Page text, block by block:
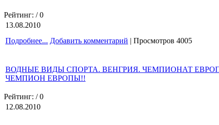
Рейтинг: / 0
13.08.2010
Подробнее... Добавить комментарий | Просмотров 4005
ВОДНЫЕ ВИДЫ СПОРТА. ВЕНГРИЯ. ЧЕМПИОНАТ
ЧЕМПИОН ЕВРОПЫ!!
Рейтинг: / 0
12.08.2010